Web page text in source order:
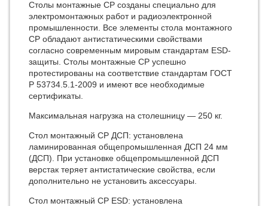
Столы монтажные СР созданы специально для
электромонтажных работ и радиоэлектронной
промышленности. Все элементы стола монтажного
СР обладают антистатическими свойствами
согласно современным мировым стандартам ESD-
защиты. Столы монтажные СР успешно
протестированы на соответствие стандартам ГОСТ
Р 53734.5.1-2009 и имеют все необходимые
сертификаты.
Максимальная нагрузка на столешницу — 250 кг.
Стол монтажный СР ДСП: установлена
ламинированная общепромышленная ДСП 24 мм
(ДСП). При установке общепромышленной ДСП
верстак теряет антистатические свойства, если
дополнительно не установить аксессуары.
Стол монтажный СР ESD: установлена